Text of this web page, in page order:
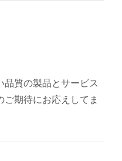
質の製品とサービス
期待にお応えしてま